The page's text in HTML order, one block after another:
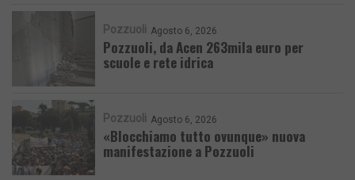
Pozzuoli Agosto 6, 2026
Pozzuoli, da Acen 263mila euro per
scuole e rete idrica
Pozzuoli Agosto 6, 2026
«Blocchiamo tutto ovunque» nuova
manifestazione a Pozzuoli